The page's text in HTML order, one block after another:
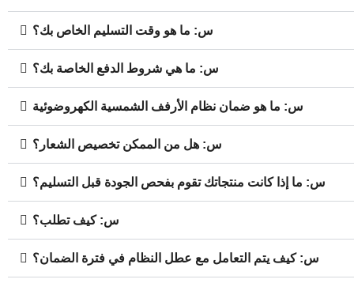
س: ما هو وقت التسليم الخاص بك؟
س: ما هي شروط الدفع الخاصة بك؟
س: ما هو ضمان نظام الأرفف الشمسية الكهروضوئية
س: هل من الممكن تخصيص الشعار؟
س: ما إذا كانت منتجاتك تقوم بفحص الجودة قبل التسليم؟
س: كيف تطلب؟
س: كيف يتم التعامل مع عطل النظام في فترة الضمان؟